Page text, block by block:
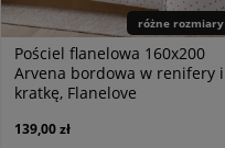
różne rozmiary
Pościel flanelowa 160x200
Arvena bordowa w renifery i
kratkę, Flanelove
139,00 zł